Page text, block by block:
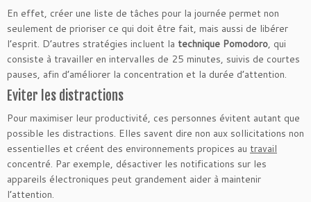
En effet, créer une liste de tâches pour la journée permet non
seulement de prioriser ce qui doit être fait, mais aussi de libérer
l’esprit. D’autres stratégies incluent la technique Pomodoro, qui
consiste à travailler en intervalles de 25 minutes, suivis de courtes
pauses, afin d’améliorer la concentration et la durée d’attention.
Eviter les distractions
Pour maximiser leur productivité, ces personnes évitent autant que
possible les distractions. Elles savent dire non aux sollicitations non
essentielles et créent des environnements propices au travail
concentré. Par exemple, désactiver les notifications sur les
appareils électroniques peut grandement aider à maintenir
l’attention.